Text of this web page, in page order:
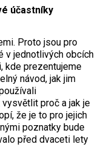
účastníky
Proto jsou pro
v jednotlivých obcích
kde prezentujeme
návod, jak jim
proč a jak je
že je to pro jejich
poznatky bude
před dvaceti lety